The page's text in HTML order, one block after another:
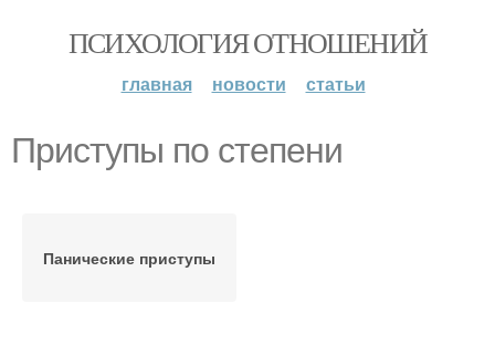
ПСИХОЛОГИЯ ОТНОШЕНИЙ
главная новости статьи
Приступы по степени
Панические приступы